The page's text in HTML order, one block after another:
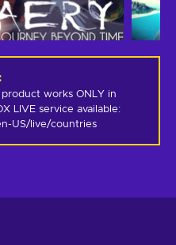
works ONLY in
LIVE service available:
US/live/countries